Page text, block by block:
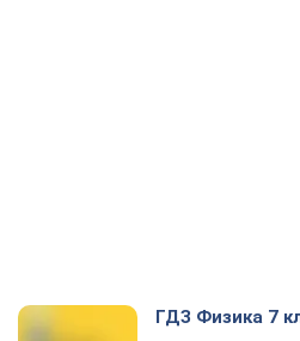
ГДЗ Физика 7